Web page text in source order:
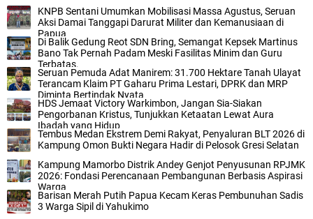
KNPB Sentani Umumkan Mobilisasi Massa Agustus, Seruan
Aksi Damai Tanggapi Darurat Militer dan Kemanusiaan di
Papua
Di Balik Gedung Reot SDN Bring, Semangat Kepsek Martinus
Bano Tak Pernah Padam Meski Fasilitas Minim dan Guru
Terbatas.
Seruan Pemuda Adat Manirem: 31.700 Hektare Tanah Ulayat
Terancam Klaim PT Gaharu Prima Lestari, DPRK dan MRP
Diminta Bertindak Nyata
HDS Jemaat Victory Warkimbon, Jangan Sia-Siakan
Pengorbanan Kristus, Tunjukkan Ketaatan Lewat Aura
Ibadah yang Hidup
Tembus Medan Ekstrem Demi Rakyat, Penyaluran BLT 2026 di
Kampung Omon Bukti Negara Hadir di Pelosok Gresi Selatan
Kampung Mamorbo Distrik Andey Genjot Penyusunan RPJMK
2026: Fondasi Perencanaan Pembangunan Berbasis Aspirasi
Warga
Barisan Merah Putih Papua Kecam Keras Pembunuhan Sadis
3 Warga Sipil di Yahukimo